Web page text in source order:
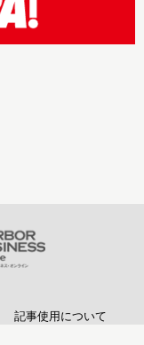
記事使用について